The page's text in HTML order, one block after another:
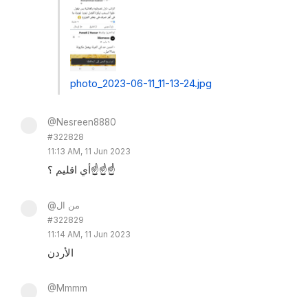
photo_2023-06-11_11-13-24.jpg
@Nesreen8880
#322828
11:13 AM, 11 Jun 2023
أي اقليم ؟☝️☝️☝️
@من ال
#322829
11:14 AM, 11 Jun 2023
الأردن
@Mmmm